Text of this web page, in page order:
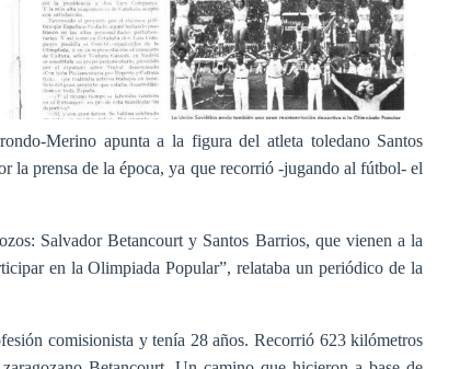
Merino apunta a la figura del atleta toledano Santos
la prensa de la época, ya que recorrió -jugando al fútbol- el
Salvador Betancourt y Santos Barrios, que vienen a la
en la Olimpiada Popular”, relataba un periódico de la
comisionista y tenía 28 años. Recorrió 623 kilómetros